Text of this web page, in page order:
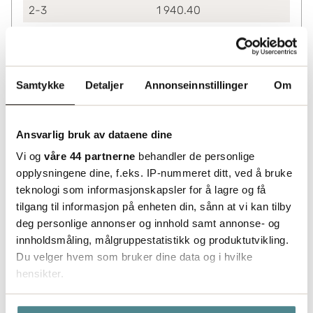
Samtykke Detaljer Annonseinnstillinger Om
Ansvarlig bruk av dataene dine
Vi og våre 44 partnerne behandler de personlige
opplysningene dine, f.eks. IP-nummeret ditt, ved å bruke
teknologi som informasjonskapsler for å lagre og få
tilgang til informasjon på enheten din, sånn at vi kan tilby
deg personlige annonser og innhold samt annonse- og
innholdsmåling, målgruppestatistikk og produktutvikling.
Du velger hvem som bruker dine data og i hvilke
hensikter.
Hvis du gir oss lov, vil vi også gjerne:
2-3
1 940.40
Status
Leveres fra sentrallager Helsingborg. Utvidet